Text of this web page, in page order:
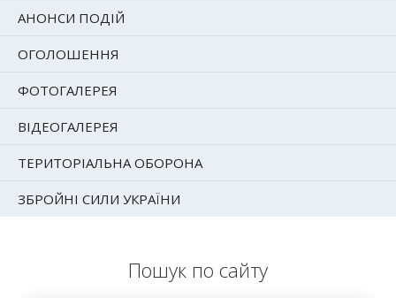
АНОНСИ ПОДІЙ
ОГОЛОШЕННЯ
ФОТОГАЛЕРЕЯ
ВІДЕОГАЛЕРЕЯ
ТЕРИТОРІАЛЬНА ОБОРОНА
ЗБРОЙНІ СИЛИ УКРАЇНИ
Пошук по сайту